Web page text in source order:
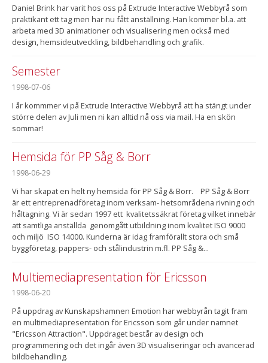
Daniel Brink har varit hos oss på Extrude Interactive Webbyrå som
praktikant ett tag men har nu fått anställning. Han kommer bl.a. att
arbeta med 3D animationer och visualisering men också med
design, hemsideutveckling, bildbehandling och grafik.
Semester
1998-07-06
I år kommmer vi på Extrude Interactive Webbyrå att ha stängt under
större delen av Juli men ni kan alltid nå oss via mail. Ha en skön
sommar!
Hemsida för PP Såg & Borr
1998-06-29
Vi har skapat en helt ny hemsida för PP Såg & Borr. PP Såg & Borr
är ett entreprenadföretag inom verksam- hetsområdena rivning och
håltagning. Vi är sedan 1997 ett kvalitetssäkrat företag vilket innebär
att samtliga anställda genomgått utbildning inom kvalitet ISO 9000
och miljö ISO 14000. Kunderna är idag framförallt stora och små
byggföretag, pappers- och stålindustrin m.fl. PP Såg &...
Multiemediapresentation för Ericsson
1998-06-20
På uppdrag av Kunskapshamnen Emotion har webbyrån tagit fram
en multimediapresentation för Ericsson som går under namnet
"Ericsson Attraction". Uppdraget består av design och
programmering och det ingår även 3D visualiseringar och avancerad
bildbehandling.